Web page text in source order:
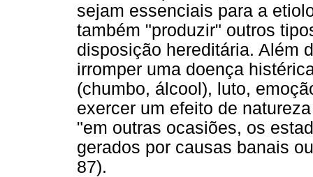
sejam essenciais para a
também "produzir" outros
disposição hereditária. Além
irromper uma doença
(chumbo, álcool), luto,
exercer um efeito de
"em outras ocasiões, os
gerados por causas banais
87).